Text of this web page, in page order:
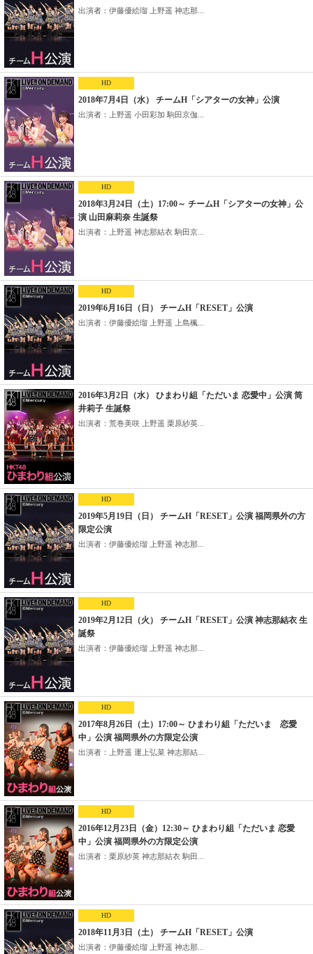
出演者：伊藤優絵瑠 上野遥 神志那...
HD
2018年7月4日（水） チームH「シアターの女神」公演
出演者：上野遥 小田彩加 駒田京伽...
HD
2018年3月24日（土）17:00～ チームH「シアターの女神」公
演 山田麻莉奈 生誕祭
出演者：上野遥 神志那結衣 駒田京...
HD
2019年6月16日（日） チームH「RESET」公演
出演者：伊藤優絵瑠 上野遥 上島楓...
2016年3月2日（水） ひまわり組「ただいま 恋愛中」公演 筒
井莉子 生誕祭
出演者：荒巻美咲 上野遥 栗原紗英...
HD
2019年5月19日（日） チームH「RESET」公演 福岡県外の方
限定公演
出演者：伊藤優絵瑠 上野遥 神志那...
HD
2019年2月12日（火） チームH「RESET」公演 神志那結衣 生
誕祭
出演者：伊藤優絵瑠 上野遥 神志那...
HD
2017年8月26日（土）17:00～ ひまわり組「ただいま 恋愛
中」公演 福岡県外の方限定公演
出演者：上野遥 運上弘菜 神志那結...
HD
2016年12月23日（金）12:30～ ひまわり組「ただいま 恋愛
中」公演 福岡県外の方限定公演
出演者：栗原紗英 神志那結衣 駒田...
HD
2018年11月3日（土） チームH「RESET」公演
出演者：伊藤優絵瑠 上野遥 神志那...